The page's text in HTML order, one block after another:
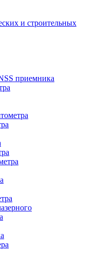
и строительных
приемника